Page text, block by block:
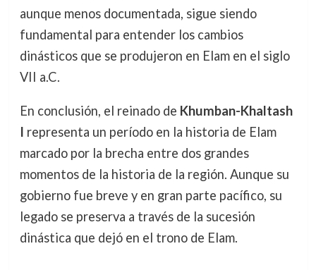
aunque menos documentada, sigue siendo
fundamental para entender los cambios
dinásticos que se produjeron en Elam en el siglo
VII a.C.
En conclusión, el reinado de Khumban-Khaltash
I representa un período en la historia de Elam
marcado por la brecha entre dos grandes
momentos de la historia de la región. Aunque su
gobierno fue breve y en gran parte pacífico, su
legado se preserva a través de la sucesión
dinástica que dejó en el trono de Elam.